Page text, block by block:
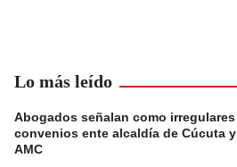
Lo más leído
Abogados señalan como irregulares
convenios ente alcaldía de Cúcuta y
AMC